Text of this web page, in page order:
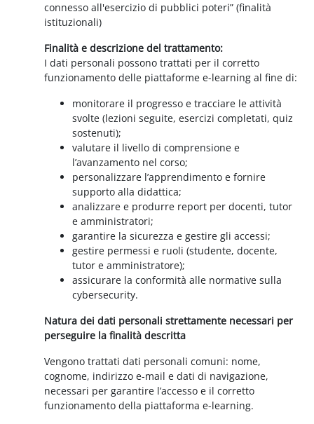
connesso all'esercizio di pubblici poteri” (finalità
istituzionali)
Finalità e descrizione del trattamento:
I dati personali possono trattati per il corretto
funzionamento delle piattaforme e-learning al fine di:
monitorare il progresso e tracciare le attività
svolte (lezioni seguite, esercizi completati, quiz
sostenuti);
valutare il livello di comprensione e
l’avanzamento nel corso;
personalizzare l’apprendimento e fornire
supporto alla didattica;
analizzare e produrre report per docenti, tutor
e amministratori;
garantire la sicurezza e gestire gli accessi;
gestire permessi e ruoli (studente, docente,
tutor e amministratore);
assicurare la conformità alle normative sulla
cybersecurity.
Natura dei dati personali strettamente necessari per
perseguire la finalità descritta
Vengono trattati dati personali comuni: nome,
cognome, indirizzo e-mail e dati di navigazione,
necessari per garantire l’accesso e il corretto
funzionamento della piattaforma e-learning.